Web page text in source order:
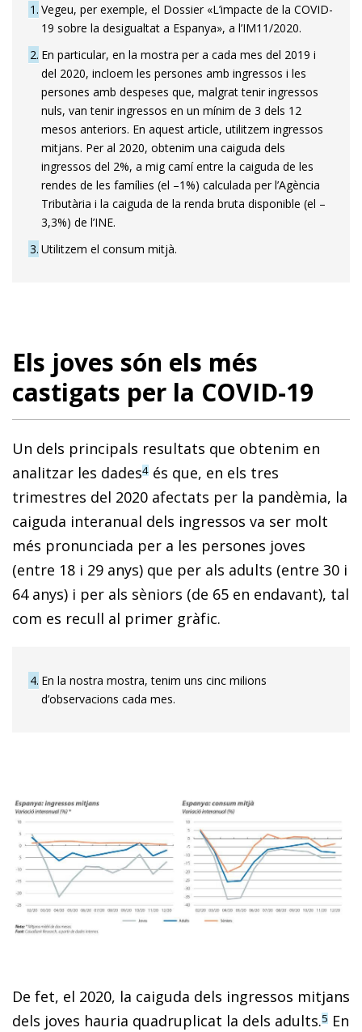
1 Vegeu, per exemple, el Dossier «L’impacte de la COVID-
19 sobre la desigualtat a Espanya», a l’IM11/2020.
2 En particular, en la mostra per a cada mes del 2019 i
del 2020, incloem les persones amb ingressos i les
persones amb despeses que, malgrat tenir ingressos
nuls, van tenir ingressos en un mínim de 3 dels 12
mesos anteriors. En aquest article, utilitzem ingressos
mitjans. Per al 2020, obtenim una caiguda dels
ingressos del 2%, a mig camí entre la caiguda de les
rendes de les famílies (el –1%) calculada per l’Agència
Tributària i la caiguda de la renda bruta disponible (el –
3,3%) de l’INE.
3 Utilitzem el consum mitjà.
Els joves són els més
castigats per la COVID-19
Un dels principals resultats que obtenim en
analitzar les dades4 és que, en els tres
trimestres del 2020 afectats per la pandèmia, la
caiguda interanual dels ingressos va ser molt
més pronunciada per a les persones joves
(entre 18 i 29 anys) que per als adults (entre 30 i
64 anys) i per als sèniors (de 65 en endavant), tal
com es recull al primer gràfic.
4 En la nostra mostra, tenim uns cinc milions
d’observacions cada mes.
De fet, el 2020, la caiguda dels ingressos mitjans
dels joves hauria quadruplicat la dels adults.5 En